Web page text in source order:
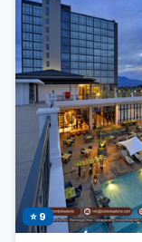
⭐ 9